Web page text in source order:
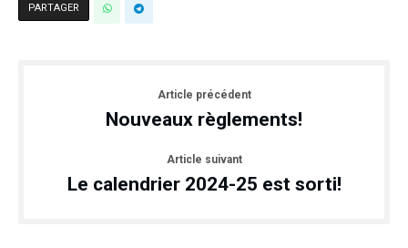
PARTAGER
Article précédent
Nouveaux règlements!
Article suivant
Le calendrier 2024-25 est sorti!